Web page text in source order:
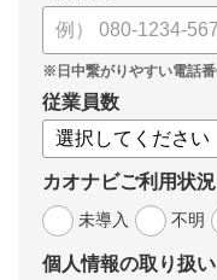
従業員数
カオナビご利用状況
未導入
不明
個人情報の取り扱い